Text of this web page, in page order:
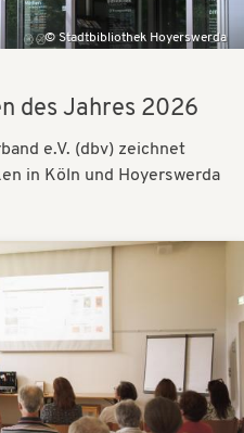
Stadtbibliothek Hoyerswerda
des Jahres 2026
e.V. (dbv) zeichnet
in Köln und Hoyerswerda